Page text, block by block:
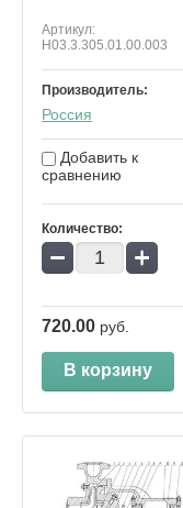
Артикул:
Н03.3.305.01.00.003
Производитель:
Россия
Добавить к
сравнению
Количество:
− +
720.00 руб.
В корзину